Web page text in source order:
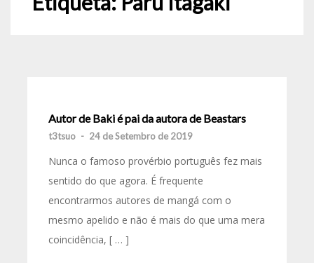
Autor de Baki é pai da autora de Beastars
t3tsuo - 24 de Setembro de 2019
Nunca o famoso provérbio português fez mais
sentido do que agora. É frequente
encontrarmos autores de mangá com o
mesmo apelido e não é mais do que uma mera
coincidência, [ … ]